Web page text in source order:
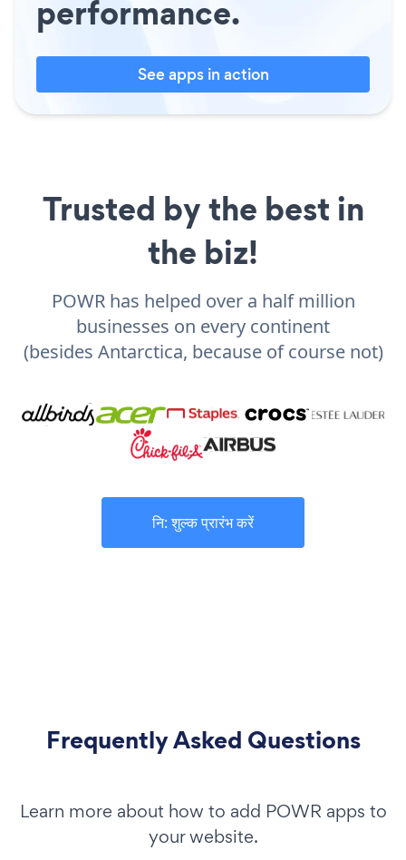
performance.
See apps in action
Trusted by the best in
the biz!
POWR has helped over a half million
businesses on every continent
(besides Antarctica, because of course not)
नि: शुल्क प्रारंभ करें
Frequently Asked Questions
Learn more about how to add POWR apps to
your website.